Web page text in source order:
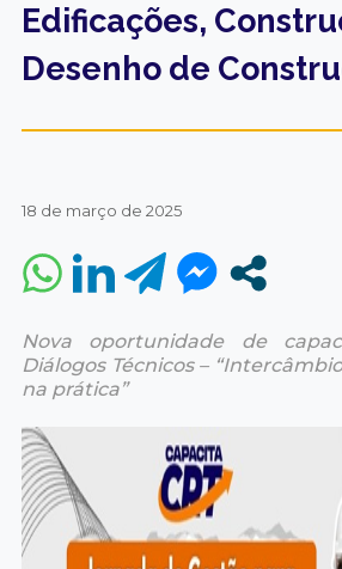
Edificações,
Desenho de
18 de março de 2025
Nova oportunidade de
Diálogos Técnicos –
na prática”